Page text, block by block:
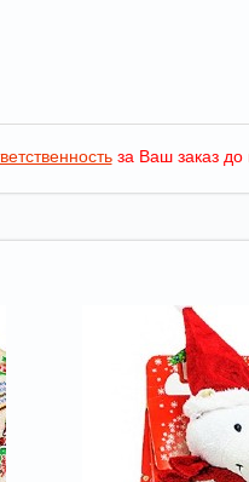
за Ваш заказ до